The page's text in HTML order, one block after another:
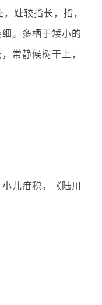
趾较指长，指，
。多栖于矮小的
常静候树干上，
儿疳积。《陆川